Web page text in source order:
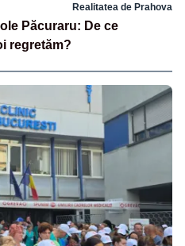
Realitatea de Prahova
Păcuraru: De ce
regretăm?